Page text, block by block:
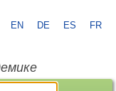
EN DE ES FR